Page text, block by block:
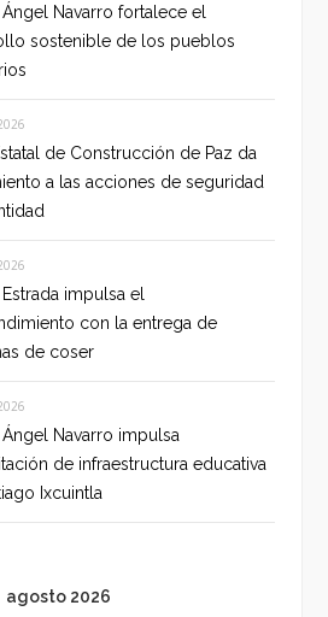
Navarro fortalece el
sostenible de los pueblos
de Construcción de Paz da
a las acciones de seguridad
impulsa el
con la entrega de
de coser
Navarro impulsa
de infraestructura educativa
Ixcuintla
agosto 2026